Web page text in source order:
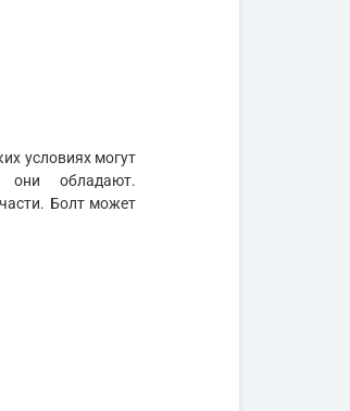
условиях могут
они обладают.
Болт может